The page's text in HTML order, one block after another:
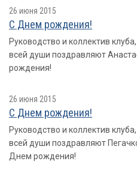
26 июня 2015
С Днем рождения!
Руководство и коллектив
всей души поздравляют
рождения!
26 июня 2015
С Днем рождения!
Руководство и коллектив
всей души поздравляют
Днем рождения!